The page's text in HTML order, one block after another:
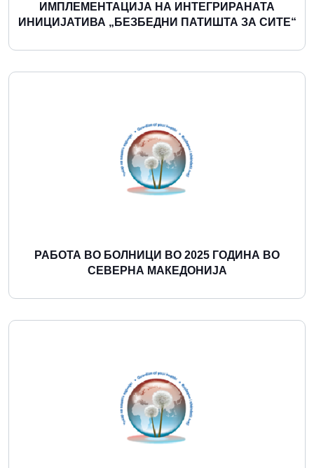
ИМПЛЕМЕНТАЦИЈА НА ИНТЕГРИРАНАТА
ИНИЦИЈАТИВА „БЕЗБЕДНИ ПАТИШТА ЗА СИТЕ“
Повеќе
РАБОТА ВО БОЛНИЦИ ВО 2025 ГОДИНА ВО
СЕВЕРНА МАКЕДОНИЈА
Повеќе